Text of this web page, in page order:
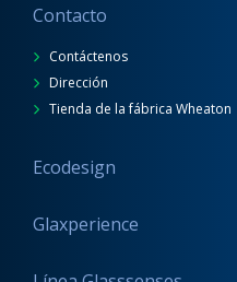
Contacto
Contáctenos
Dirección
Tienda de la fábrica Wheaton
Ecodesign
Glaxperience